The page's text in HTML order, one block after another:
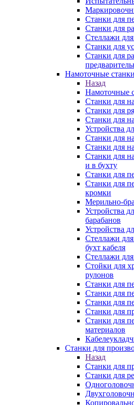
Станки для
Станки для
Стеллажи
Станки для
Станки для
Намоточные станки
Назад
Намоточные
Станки для
Станки для
Станки для
Устройства
Станки для
Станки для
Станки для
и в бухту
Станки для
Станки для
кромки
Мерильно-
Устройства
барабанов
Устройства
Стеллажи
бухт кабеля
Стеллажи
Стойки для
рулонов
Станки для
Станки для
Станки для
Станки для
Станки для
материалов
Станки для
Назад
Станки для
Станки для